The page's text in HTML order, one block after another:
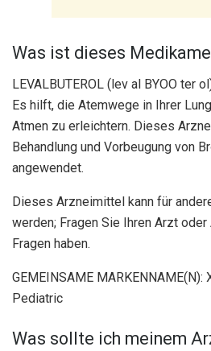
Was ist dieses
LEVALBUTEROL (lev al BYOO ter
Es hilft, die Atemwege in Ihrer
Atmen zu erleichtern. Dieses
Behandlung und Vorbeugung von
angewendet.
Dieses Arzneimittel kann für
werden; Fragen Sie Ihren Arzt
Fragen haben.
GEMEINSAME MARKENNAME(N):
Pediatric
Was sollte ich meinem